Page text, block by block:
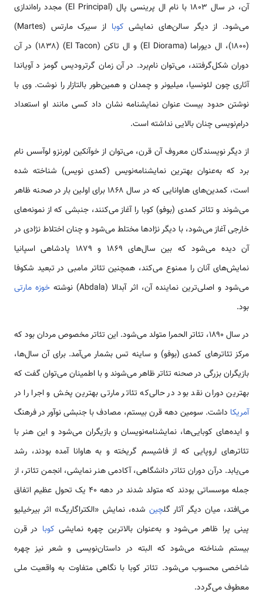
آن، در سال ۱۸۰۳ با نام ال پرینسی پال (El Principal) مجدد راه‌اندازی
می‌شود. از دیگر سالن‌های نمایشی کوبا
از سیرک مارتس (Martes)
(۱۸۰۰)، ال دیوراما (El Diorama) و ال تاکن (El Tacon) (۱۸۳۸) در آن
دوران شکل‌گرفتند، می‌توان نام‌برد. در آن زمان گرترودیس گومز د آویاندا
آثاری چون لئونسیا، میلیونر و چمدان و همین‌طور بالتازار را نوشت. وی با
نوشتن حدود بیست عنوان نمایشنامه نشان داد کسی مانند او استعداد
درام‌نویسی چنان بالایی نداشته است.
از دیگر نویسندگان معروف آن قرن، می‌توان از خوآنکین لورنزو لوآسس نام
برد که به‌عنوان بهترین نمایشنامه‌نویس (کمدی نویس) شناخته شده
است، کمدین‌های هاوانایی که در سال ۱۸۶۸ برای اولین بار در صحنه ظاهر
می‌شوند و تئاتر کمدی (بوفو) کوبا را آغاز می‌کنند، جنبشی که از نمونه‌های
خارجی آغاز می‌شود، با دیگر نژادها مختلط می‌شود و چنان اختلاط نژادی در
آن دیده می‌شود که بین سال‌های ۱۸۶۹ و ۱۸۷۹ پادشاهی اسپانیا
نمایش‌های آنان را ممنوع می‌کند، همچنین تئاتر مامبی در تبعید شکوفا
می‌شود و اصلی‌ترین نماینده آن، اثر آبدالا (Abdala) نوشته
خوزه مارتی
بود.
در سال ۱۸۹۰، تئاتر الحمرا متولد می‌شود. این تئاتر مخصوص مردان بود که
مرکز تئاترهای کمدی (بوفو) و ساینه تس بشمار می‌آمد. برای آن سال‌ها،
بازیگران بزرگی در صحنه تئاتر ظاهر می‌شوند و با اطمینان می‌توان گفت که
بهترین دوران نقد بود در حالی‌که تئاتر مارتی بهترین پخش و اجرا را در
آمریکا داشت. سومین دهه قرن بیستم، مصادف با جنبشی نوآور در فرهنگ
و ایده‌های کوبایی‌ها، نمایشنامه‌نویسان و بازیگران می‌شود و این هنر با
تئاترهای اروپایی که از فاشیسم گریخته و به هاوانا آمده بودند، رشد
می‌یابد. درآن دوران تئاتر دانشگاهی، آکادمی هنر نمایشی، انجمن تئاتر، از
جمله موسساتی بودند که متولد شدند در دهه ۴۰ یک تحول عظیم اتفاق
می‌افتد، میان دیگر آثار گلچینشده، نمایش «الکتراگاریگ» اثر بیرخیلیو
پینی پرا ظاهر می‌شود و به‌عنوان بالاترین چهره نمایشی کوبا در قرن
بیستم شناخته می‌شود که البته در داستان‌نویسی و شعر نیز چهره
شاخصی محسوب می‌شود. تئاتر کوبا با نگاهی متفاوت به واقعیت ملی
معطوف می‌گردد.